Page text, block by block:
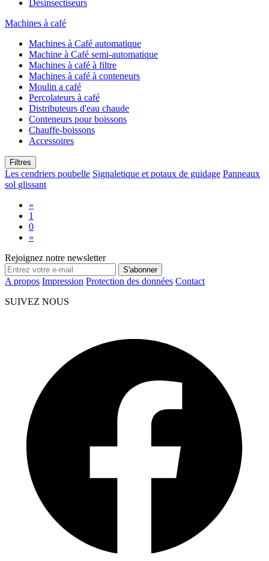
Désinsectiseurs
Machines à café
Machines à Café automatique
Machine à Café semi-automatique
Machines à café à filtre
Machines à café à conteneurs
Moulin a café
Percolateurs à café
Distributeurs d'eau chaude
Conteneurs pour boissons
Chauffe-boissons
Accessoires
Filtres
Les cendriers poubelle Signaletique et potaux de guidage Panneaux
sol glissant
«
1
0
»
Rejoignez notre newsletter
S'abonner
A propos Impression Protection des données Contact
SUIVEZ NOUS